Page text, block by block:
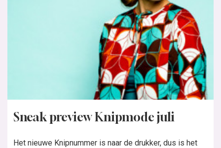
Sneak preview Knipmode juli
Het nieuwe Knipnummer is naar de drukker, dus is het